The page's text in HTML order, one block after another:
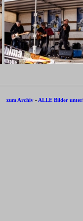
zum Archiv- ALLE Bilder